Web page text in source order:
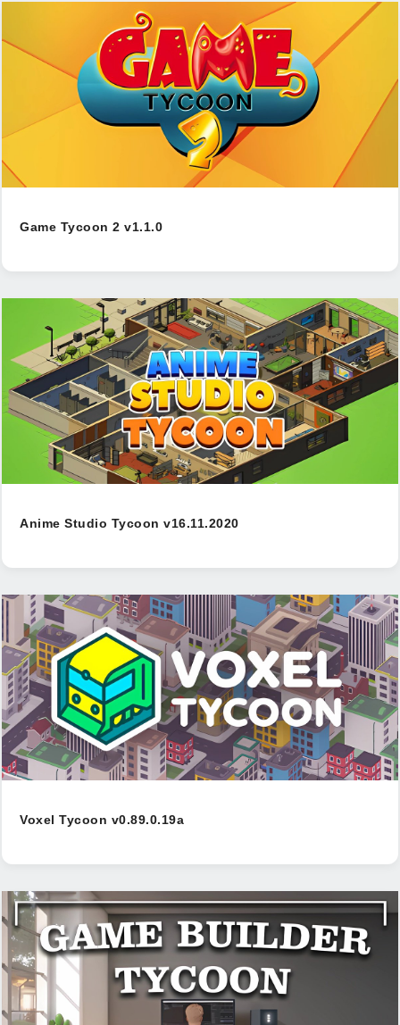
Game Tycoon 2 v1.1.0
Anime Studio Tycoon v16.11.2020
Voxel Tycoon v0.89.0.19a